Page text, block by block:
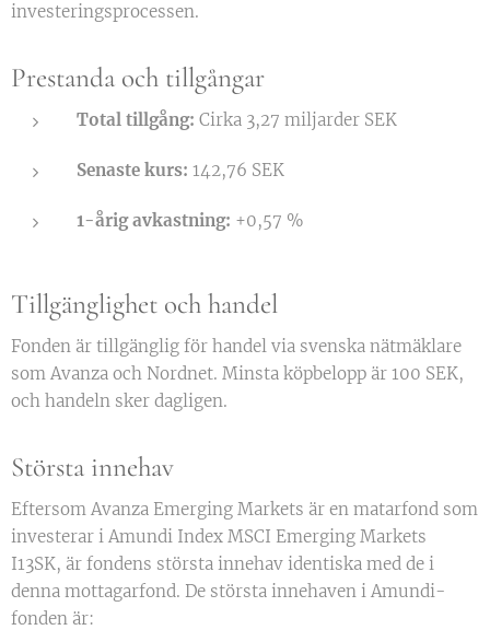
investeringsprocessen.
Prestanda och tillgångar
Total tillgång: Cirka 3,27 miljarder SEK
Senaste kurs: 142,76 SEK
1-årig avkastning: +0,57 %
Tillgänglighet och handel
Fonden är tillgänglig för handel via svenska nätmäklare
som Avanza och Nordnet. Minsta köpbelopp är 100 SEK,
och handeln sker dagligen.
Största innehav
Eftersom Avanza Emerging Markets är en matarfond som
investerar i Amundi Index MSCI Emerging Markets
I13SK, är fondens största innehav identiska med de i
denna mottagarfond. De största innehaven i Amundi-
fonden är: